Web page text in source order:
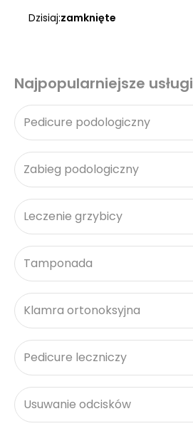
Dzisiaj:zamknięte
Najpopularniejsze usługi
Pedicure podologiczny
Zabieg podologiczny
Leczenie grzybicy
Tamponada
Klamra ortonoksyjna
Pedicure leczniczy
Usuwanie odcisków